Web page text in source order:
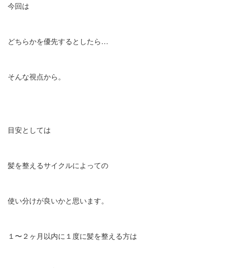
今回は
どちらかを優先するとしたら…
そんな視点から。
目安としては
髪を整えるサイクルによっての
使い分けが良いかと思います。
１〜２ヶ月以内に１度に髪を整える方は